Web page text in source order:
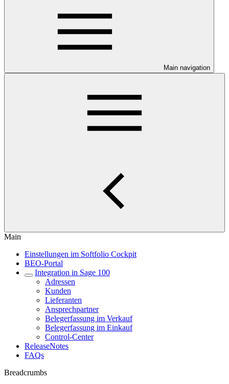
Main navigation
Main
Einstellungen im Softfolio Cockpit
BEO-Portal
Integration in Sage 100
Adressen
Kunden
Lieferanten
Ansprechpartner
Belegerfassung im Verkauf
Belegerfassung im Einkauf
Control-Center
ReleaseNotes
FAQs
Breadcrumbs